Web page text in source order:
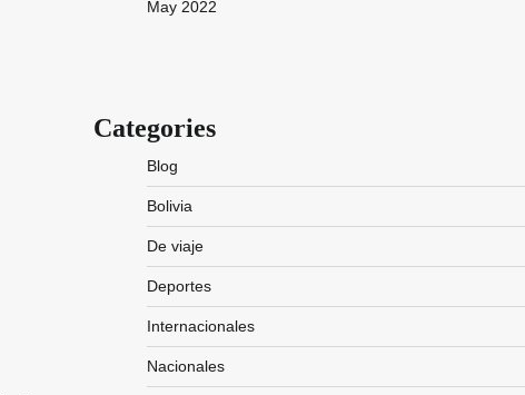
May 2022
Categories
Blog
Bolivia
De viaje
Deportes
Internacionales
Nacionales